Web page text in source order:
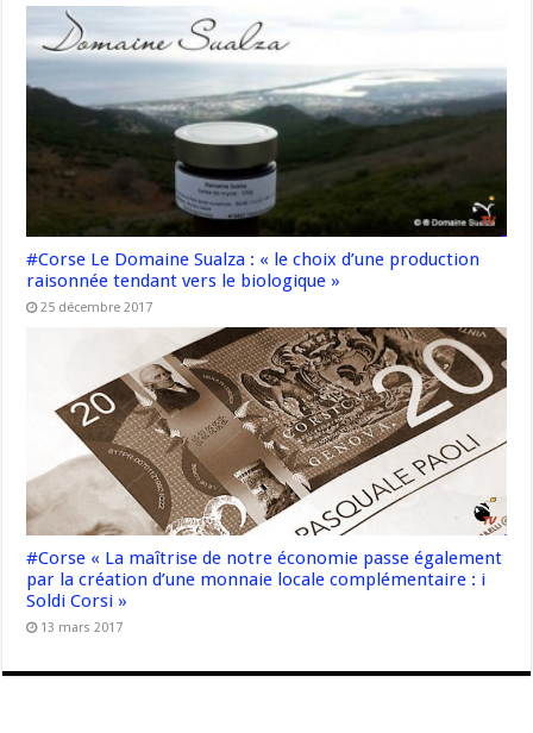
#Corse Le Domaine Sualza : « le choix d’une production
raisonnée tendant vers le biologique »
25 décembre 2017
#Corse « La maîtrise de notre économie passe également
par la création d’une monnaie locale complémentaire : i
Soldi Corsi »
13 mars 2017